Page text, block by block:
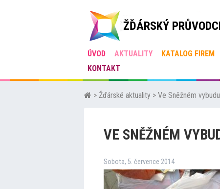
ŽĎÁRSKÝ
ÚVOD AKTUALITY KATALOG FIREM
KONTAKT
> Žďárské aktuality > Ve Sněžném
VE SNĚŽNÉM
Sobota, 5. července 2014